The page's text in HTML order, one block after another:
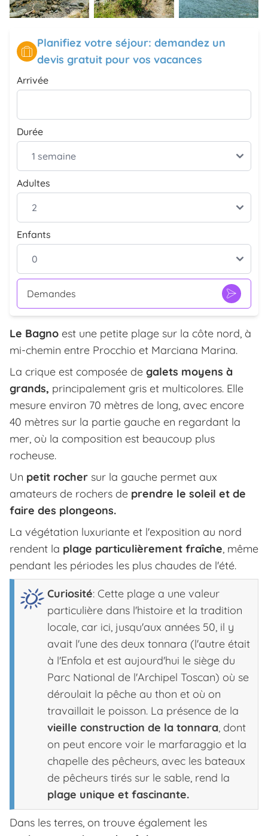
Le Bagno est une petite plage sur la côte nord, à
mi-chemin entre Procchio et Marciana Marina.
La crique est composée de galets moyens à
grands, principalement gris et multicolores. Elle
mesure environ 70 mètres de long, avec encore
40 mètres sur la partie gauche en regardant la
mer, où la composition est beaucoup plus
rocheuse.
Un petit rocher sur la gauche permet aux
amateurs de rochers de prendre le soleil et de
faire des plongeons.
La végétation luxuriante et l'exposition au nord
rendent la plage particulièrement fraîche, même
pendant les périodes les plus chaudes de l'été.
Curiosité: Cette plage a une valeur
particulière dans l'histoire et la tradition
locale, car ici, jusqu'aux années 50, il y
avait l'une des deux tonnara (l'autre était
à l'Enfola et est aujourd'hui le siège du
Parc National de l'Archipel Toscan) où se
déroulait la pêche au thon et où on
travaillait le poisson. La présence de la
vieille construction de la tonnara, dont
on peut encore voir le marfaraggio et la
chapelle des pêcheurs, avec les bateaux
de pêcheurs tirés sur le sable, rend la
plage unique et fascinante.
Dans les terres, on trouve également les
Planifiez votre séjour: demandez un
devis gratuit pour vos vacances
Arrivée
Durée
Adultes
Enfants
Demandes